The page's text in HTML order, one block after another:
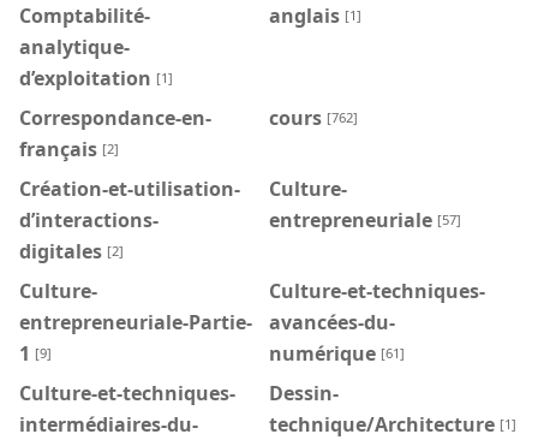
Comptabilité-
analytique-
d’exploitation [1]
anglais [1]
Correspondance-en-
français [2]
cours [762]
Création-et-utilisation-
d’interactions-
digitales [2]
Culture-
entrepreneuriale [57]
Culture-
entrepreneuriale-Partie-
1 [9]
Culture-et-techniques-
avancées-du-
numérique [61]
Culture-et-techniques-
intermédiaires-du-
Dessin-
technique/Architecture [1]